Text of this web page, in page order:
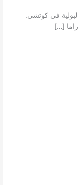
في كوتشي.